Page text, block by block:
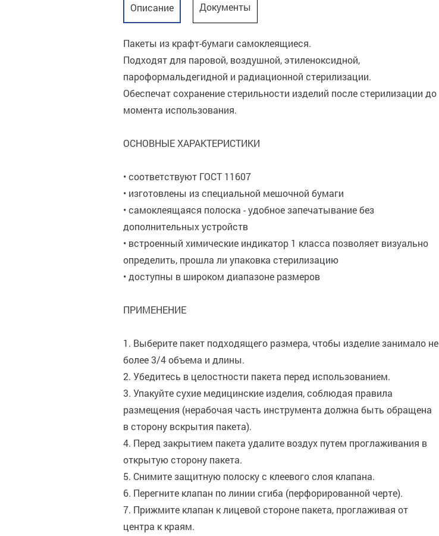
Описание Документы
Пакеты из крафт-бумаги самоклеящиеся.
Подходят для паровой, воздушной, этиленоксидной,
пароформальдегидной и радиационной стерилизации.
Обеспечат сохранение стерильности изделий после стерилизации до
момента использования.
ОСНОВНЫЕ ХАРАКТЕРИСТИКИ
• соответствуют ГОСТ 11607
• изготовлены из специальной мешочной бумаги
• самоклеящаяся полоска - удобное запечатывание без
дополнительных устройств
• встроенный химические индикатор 1 класса позволяет визуально
определить, прошла ли упаковка стерилизацию
• доступны в широком диапазоне размеров
ПРИМЕНЕНИЕ
1. Выберите пакет подходящего размера, чтобы изделие занимало не
более 3/4 объема и длины.
2. Убедитесь в целостности пакета перед использованием.
3. Упакуйте сухие медицинские изделия, соблюдая правила
размещения (нерабочая часть инструмента должна быть обращена
в сторону вскрытия пакета).
4. Перед закрытием пакета удалите воздух путем проглаживания в
открытую сторону пакета.
5. Снимите защитную полоску с клеевого слоя клапана.
6. Перегните клапан по линии сгиба (перфорированной черте).
7. Прижмите клапан к лицевой стороне пакета, проглаживая от
центра к краям.